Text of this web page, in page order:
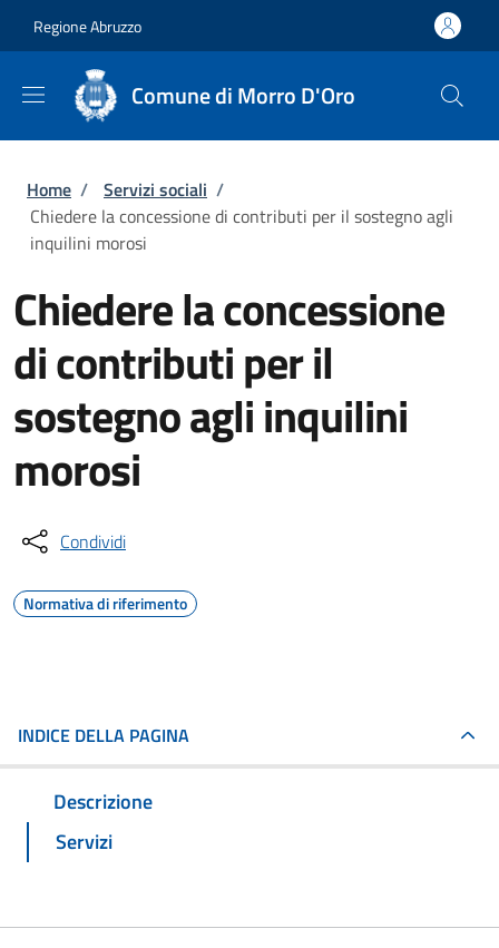
Regione Abruzzo
Comune di Morro D'Oro
Briciole di pane
Home / Servizi sociali /
Chiedere la concessione di contributi per il sostegno agli
inquilini morosi
Chiedere la concessione
di contributi per il
sostegno agli inquilini
morosi
Condividi
Normativa di riferimento
INDICE DELLA PAGINA
Descrizione
Servizi